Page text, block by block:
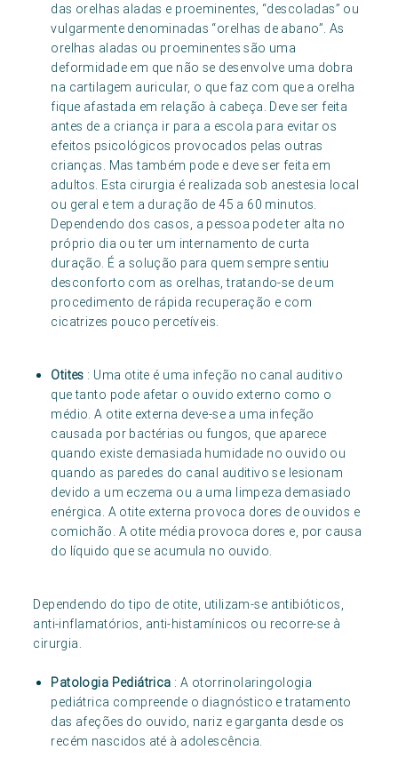
das orelhas aladas e proeminentes, “descoladas” ou
vulgarmente denominadas “orelhas de abano”. As
orelhas aladas ou proeminentes são uma
deformidade em que não se desenvolve uma dobra
na cartilagem auricular, o que faz com que a orelha
fique afastada em relação à cabeça. Deve ser feita
antes de a criança ir para a escola para evitar os
efeitos psicológicos provocados pelas outras
crianças. Mas também pode e deve ser feita em
adultos. Esta cirurgia é realizada sob anestesia local
ou geral e tem a duração de 45 a 60 minutos.
Dependendo dos casos, a pessoa pode ter alta no
próprio dia ou ter um internamento de curta
duração. É a solução para quem sempre sentiu
desconforto com as orelhas, tratando-se de um
procedimento de rápida recuperação e com
cicatrizes pouco percetíveis.
Otites : Uma otite é uma infeção no canal auditivo
que tanto pode afetar o ouvido externo como o
médio. A otite externa deve-se a uma infeção
causada por bactérias ou fungos, que aparece
quando existe demasiada humidade no ouvido ou
quando as paredes do canal auditivo se lesionam
devido a um eczema ou a uma limpeza demasiado
enérgica. A otite externa provoca dores de ouvidos e
comichão. A otite média provoca dores e, por causa
do líquido que se acumula no ouvido.
Dependendo do tipo de otite, utilizam-se antibióticos,
anti-inflamatórios, anti-histamínicos ou recorre-se à
cirurgia.
Patologia Pediátrica : A otorrinolaringologia
pediátrica compreende o diagnóstico e tratamento
das afeções do ouvido, nariz e garganta desde os
recém nascidos até à adolescência.